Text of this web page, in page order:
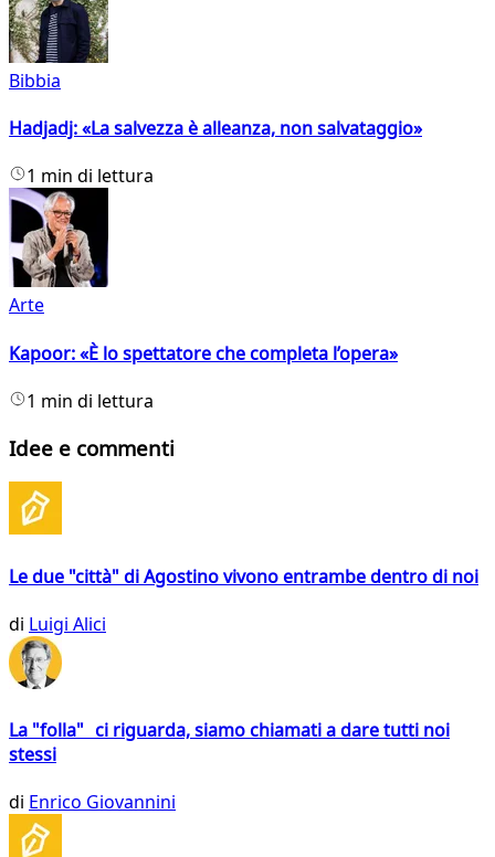
Bibbia
Hadjadj: «La salvezza è alleanza, non salvataggio»
1 min di lettura
Arte
Kapoor: «È lo spettatore che completa l’opera»
1 min di lettura
Idee e commenti
Le due "città" di Agostino vivono entrambe dentro di noi
di Luigi Alici
La "folla" ci riguarda, siamo chiamati a dare tutti noi
stessi
di Enrico Giovannini